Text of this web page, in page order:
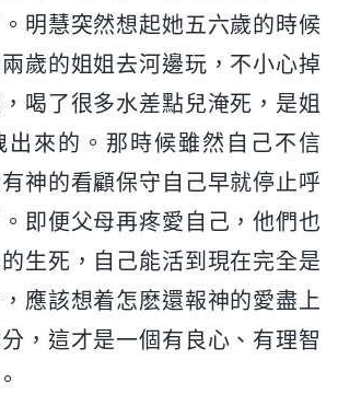
明慧突然想起她五六歲的時候
歲的姐姐去河邊玩，不小心掉
喝了很多水差點兒淹死，是姐
出來的。那時候雖然自己不信
神的看顧保守自己早就停止呼
即便父母再疼愛自己，他們也
生死，自己能活到現在完全是
應該想着怎麽還報神的愛盡上
，這才是一個有良心、有理智